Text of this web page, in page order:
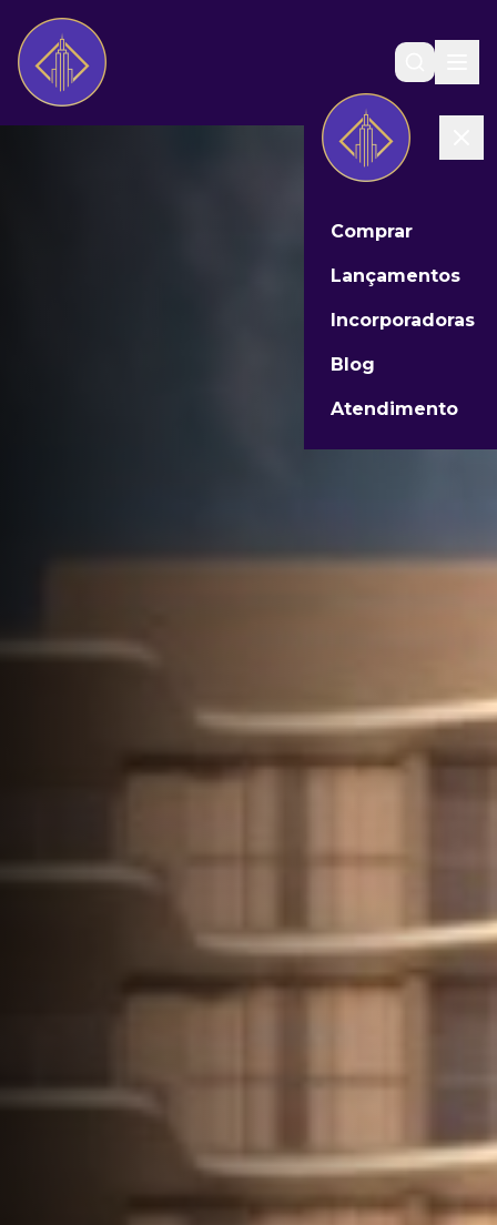
Comprar
Lançamentos
Incorporadoras
Blog
Atendimento